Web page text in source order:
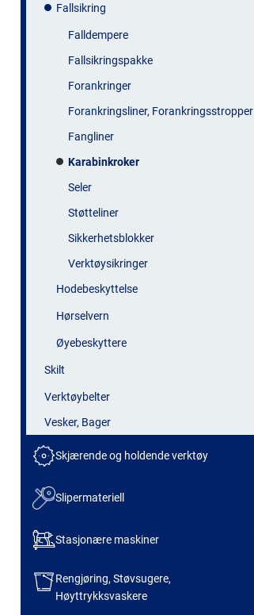
Fallsikring
Falldempere
Fallsikringspakke
Forankringer
Forankringsliner, Forankringsstropper
Fangliner
Karabinkroker
Seler
Støtteliner
Sikkerhetsblokker
Verktøysikringer
Hodebeskyttelse
Hørselvern
Øyebeskyttere
Skilt
Verktøybelter
Vesker, Bager
Skjærende og holdende verktøy
Slipermateriell
Stasjonære maskiner
Rengjøring, Støvsugere,
Høyttrykksvaskere